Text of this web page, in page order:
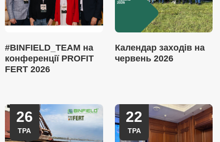
#BINFIELD_TEAM на
конференції PROFIT
FERT 2026
Календар заходів на
червень 2026
26
ТРА
22
ТРА